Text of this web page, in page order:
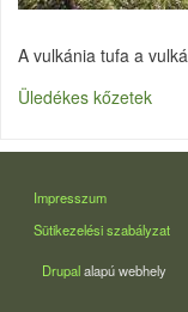
A vulkánia tufa a
Üledékes kőzetek
LÁBLÉC
Impresszum
Sütikezelési szabályzat
Drupalalapú webhely